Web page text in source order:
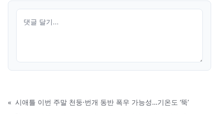
« 시애틀 이번 주말 천둥·번개 동반 폭우 가능성…기온도 ‘뚝’